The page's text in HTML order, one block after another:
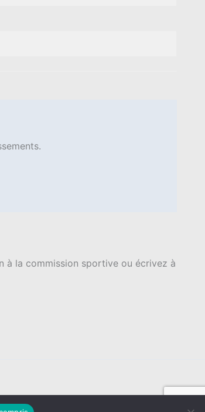
à la commission sportive ou écrivez à